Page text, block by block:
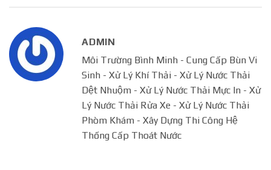
ADMIN
Môi Trường Bình Minh - Cung Cấp Bùn Vi
Sinh - Xử Lý Khí Thải - Xử Lý Nước Thải
Dệt Nhuộm - Xử Lý Nước Thải Mực In - Xử
Lý Nước Thải Rửa Xe - Xử Lý Nước Thải
Phòm Khám - Xây Dựng Thi Công Hệ
Thống Cấp Thoát Nước